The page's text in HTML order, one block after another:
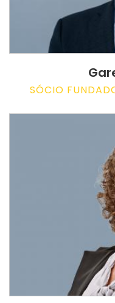
SÓCIO